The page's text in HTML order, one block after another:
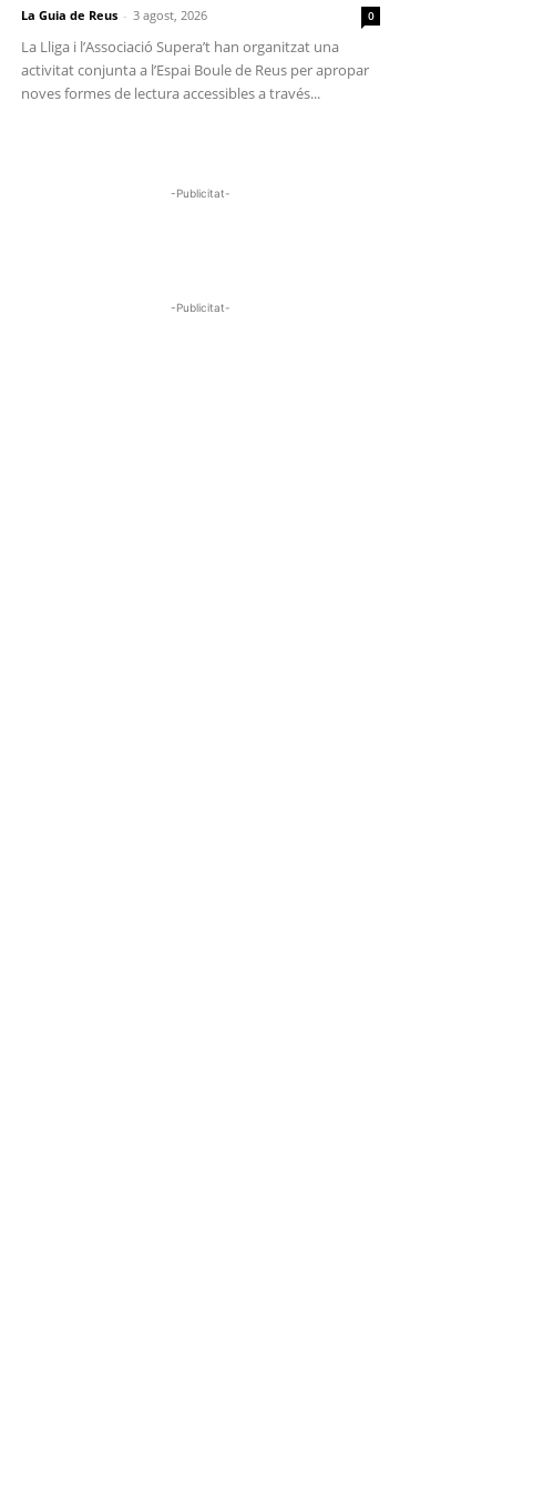
La Guia de Reus - 3 agost, 2026 0
La Lliga i l’Associació Supera’t han organitzat una
activitat conjunta a l’Espai Boule de Reus per apropar
noves formes de lectura accessibles a través...
-Publicitat-
-Publicitat-